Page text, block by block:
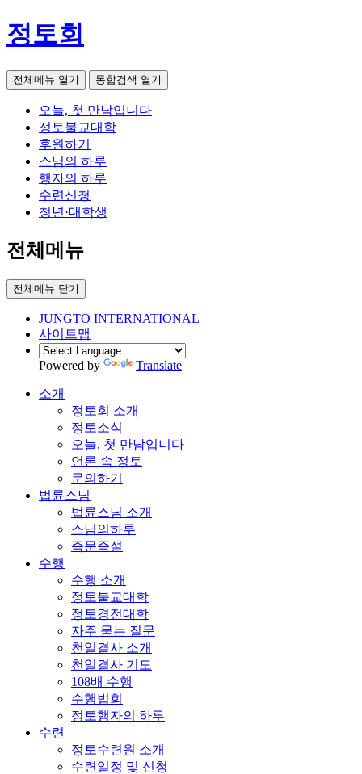
정토회
전체메뉴 열기 통합검색 열기
오늘, 첫 만남입니다
정토불교대학
후원하기
스님의 하루
행자의 하루
수련신청
청년·대학생
전체메뉴
전체메뉴 닫기
JUNGTO INTERNATIONAL
사이트맵
Powered by Translate
소개
정토회 소개
정토소식
오늘, 첫 만남입니다
언론 속 정토
문의하기
법륜스님
법륜스님 소개
스님의하루
즉문즉설
수행
수행 소개
정토불교대학
정토경전대학
자주 묻는 질문
천일결사 소개
천일결사 기도
108배 수행
수행법회
정토행자의 하루
수련
정토수련원 소개
수련일정 및 신청